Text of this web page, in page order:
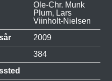
Ole-Chr. Munk
Plum, Lars
Viinholt-Nielsen
2009
384